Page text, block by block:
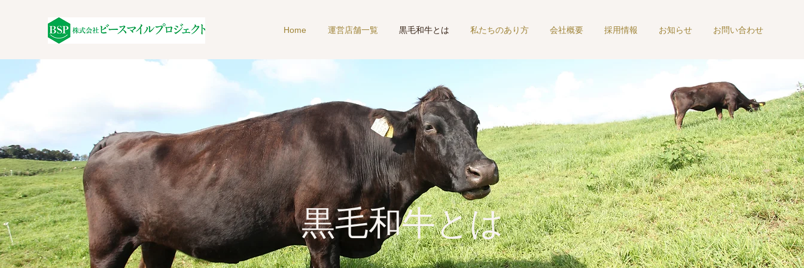
Home 運営店舗一覧 黒毛和牛とは 私たちのあり方 会社概要 採用情報 お知らせ お問い合わせ
黒毛和牛とは